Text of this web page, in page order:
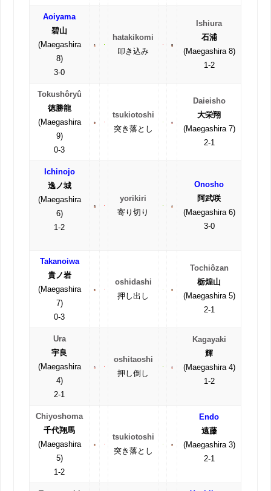
Aoiyama
碧山
(Maegashira
8)
3-0
hatakikomi
叩き込み
Ishiura
石浦
(Maegashira 8)
1-2
Tokushôryû
徳勝龍
(Maegashira
9)
0-3
tsukiotoshi
突き落とし
Daieisho
大栄翔
(Maegashira 7)
2-1
Ichinojo
逸ノ城
(Maegashira
6)
1-2
yorikiri
寄り切り
Onosho
阿武咲
(Maegashira 6)
3-0
Takanoiwa
貴ノ岩
(Maegashira
7)
0-3
oshidashi
押し出し
Tochiôzan
栃煌山
(Maegashira 5)
2-1
Ura
宇良
(Maegashira
4)
2-1
oshitaoshi
押し倒し
Kagayaki
輝
(Maegashira 4)
1-2
Chiyoshoma
千代翔馬
(Maegashira
5)
1-2
tsukiotoshi
突き落とし
Endo
遠藤
(Maegashira 3)
2-1